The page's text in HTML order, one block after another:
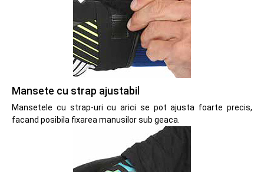
Mansete cu strap ajustabil
Mansetele cu strap-uri cu arici se pot ajusta foarte precis,
facand posibila fixarea manusilor sub geaca.